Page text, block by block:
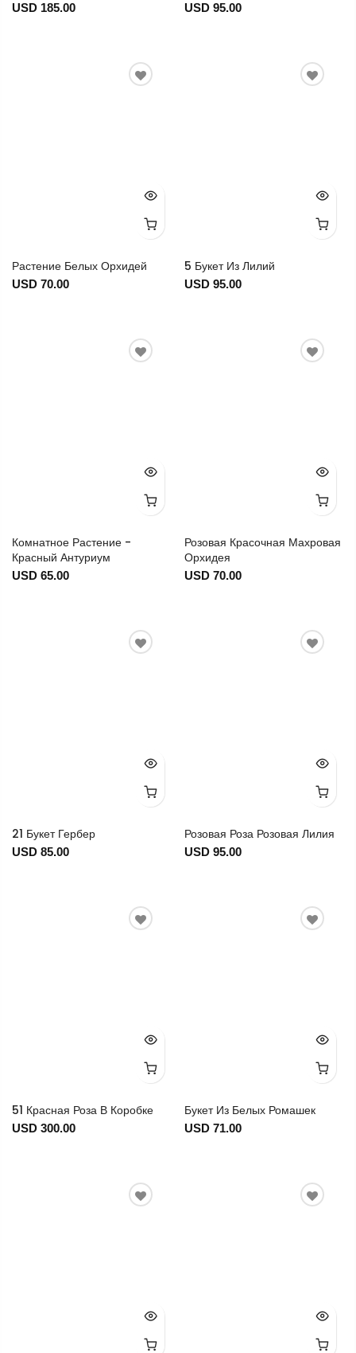
USD 185.00 USD 95.00
Растение Белых Орхидей
USD 70.00
5 Букет Из Лилий
USD 95.00
Комнатное Растение -
Красный Антуриум
USD 65.00
Розовая Красочная Махровая
Орхидея
USD 70.00
21 Букет Гербер
USD 85.00
Розовая Роза Розовая Лилия
USD 95.00
51 Красная Роза В Коробке
USD 300.00
Букет Из Белых Ромашек
USD 71.00